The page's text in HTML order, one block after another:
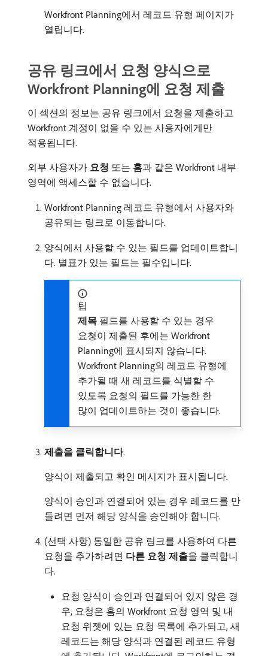
Workfront Planning에서 레코드 유형 페이지가
열립니다.
공유 링크에서 요청 양식으로
Workfront Planning에 요청 제출
이 섹션의 정보는 공유 링크에서 요청을 제출하고
Workfront 계정이 없을 수 있는 사용자에게만
적용됩니다.
외부 사용자가 요청 또는 홈​과 같은 Workfront 내부
영역에 액세스할 수 없습니다.
Workfront Planning 레코드 유형에서 사용자와
공유되는 링크로 이동합니다.
양식에서 사용할 수 있는 필드를 업데이트합니
다. 별표가 있는 필드는 필수입니다.
팁
제목 필드를 사용할 수 있는 경우
요청이 제출된 후에는 Workfront
Planning에 표시되지 않습니다.
Workfront Planning의 레코드 유형에
추가될 때 새 레코드를 식별할 수
있도록 요청의 필드를 가능한 한
많이 업데이트하는 것이 좋습니다.
제출을 클릭합니다.
양식이 제출되고 확인 메시지가 표시됩니다.
양식이 승인과 연결되어 있는 경우 레코드를 만
들려면 먼저 해당 양식을 승인해야 합니다.
(선택 사항) 동일한 공유 링크를 사용하여 다른
요청을 추가하려면 다른 요청 제출​을 클릭합니
다.
요청 양식이 승인과 연결되어 있지 않은 경
우, 요청은 홈의 Workfront 요청 영역 및 내
요청 위젯에 있는 요청 목록에 추가되고, 새
레코드는 해당 양식과 연결된 레코드 유형